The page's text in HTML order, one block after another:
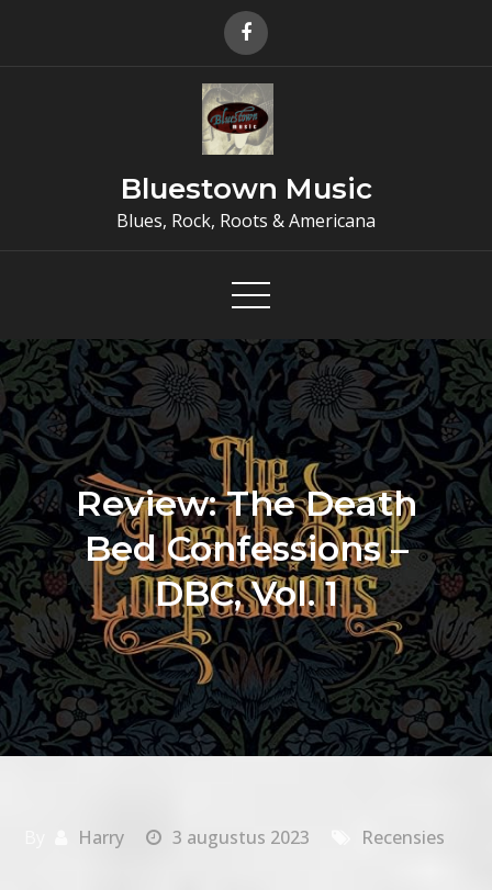
Bluestown Music
Blues, Rock, Roots & Americana
Review: The Death
Bed Confessions –
DBC, Vol. 1
Harry 3 augustus 2023 Recensies